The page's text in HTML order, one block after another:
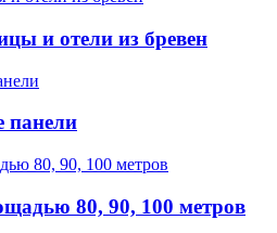
и отели из бревен
панели
80, 90, 100 метров